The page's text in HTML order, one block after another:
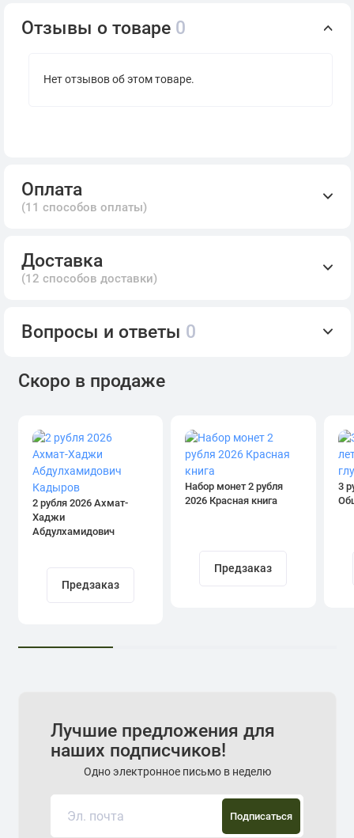
Отзывы о товаре 0
Нет отзывов об этом товаре.
Оплата
(11 способов оплаты)
Доставка
(12 способов доставки)
Вопросы и ответы 0
Скоро в продаже
2 рубля 2026 Ахмат-
Хаджи
Абдулхамидович
Предзаказ
Набор монет 2 рубля
2026 Красная книга
Предзаказ
3
Лучшие предложения для
наших подписчиков!
Одно электронное письмо в неделю
Подписаться